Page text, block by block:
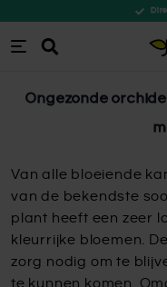
Zoeken
Ongezonde
Van alle bloeiende
van de bekendste
plant heeft een zeer
kleurrijke bloemen.
zorg nodig om te
te kunnen komen.